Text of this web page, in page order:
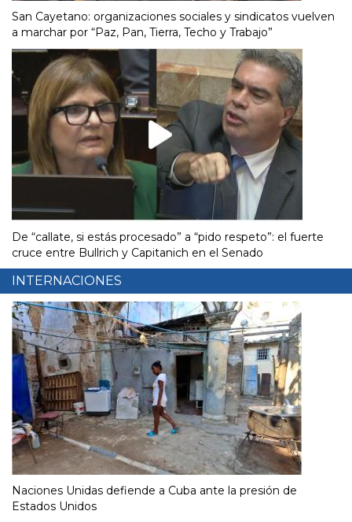
San Cayetano: organizaciones sociales y sindicatos vuelven
a marchar por “Paz, Pan, Tierra, Techo y Trabajo”
De “callate, si estás procesado” a “pido respeto”: el fuerte
cruce entre Bullrich y Capitanich en el Senado
INTERNACIONES
Naciones Unidas defiende a Cuba ante la presión de
Estados Unidos